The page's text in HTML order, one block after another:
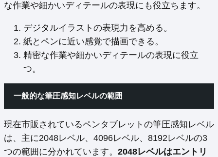
な作業や細かいディテールの表現にも役立ちます。
デジタルイラストの表現力を高める。
紙とペンに近い感覚で描画できる。
精密な作業や細かいディテールの表現に役立
つ。
一般的な筆圧感知レベルの範囲
現在市販されているペンタブレットの筆圧感知レベル
は、主に2048レベル、4096レベル、8192レベルの3
つの範囲に分かれています。 2048レベルはエントリ